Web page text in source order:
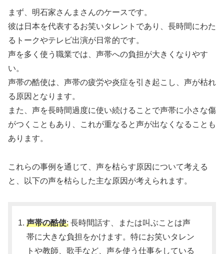
まず、明石家さんまさんのケースです。
彼は日本を代表するお笑いタレントであり、長時間にわた
るトークやテレビ出演が日常的です。
声を多く使う職業では、声帯への負担が大きくなりやす
い。
声帯の酷使は、声帯の疲労や炎症を引き起こし、声が枯れ
る原因となります。
また、声を長時間過度に使い続けることで声帯に小さな傷
がつくこともあり、これが重なると声が出なくなることも
あります。
これらの事例を通じて、声を枯らす原因について考える
と、以下の声を枯らした主な原因が考えられます。
声帯の酷使: 長時間話す、または叫ぶことは声
帯に大きな負担をかけます。特にお笑いタレン
トや教師、歌手など、声を使う仕事をしている